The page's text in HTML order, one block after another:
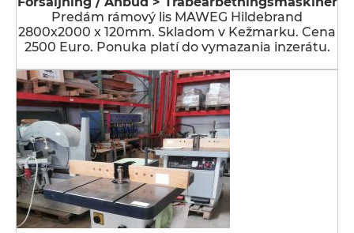
Predám rámový lis MAWEG Hildebrand
2800x2000 x 120mm. Skladom v Kežmarku. Cena
2500 Euro. Ponuka platí do vymazania inzerátu.